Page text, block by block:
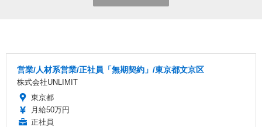
営業/人材系営業/正社員「無期契約」/東京都文京区
株式会社UNLIMIT
東京都
月給50万円
正社員